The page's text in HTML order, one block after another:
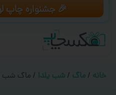
🎉 جشنواره چاپ
خانه / ماگ / شب یلدا / ماگ شب